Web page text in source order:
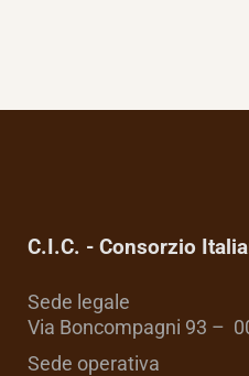
C.I.C. - Consorzio
Sede legale
Via Boncompagni 93 –
Sede operativa